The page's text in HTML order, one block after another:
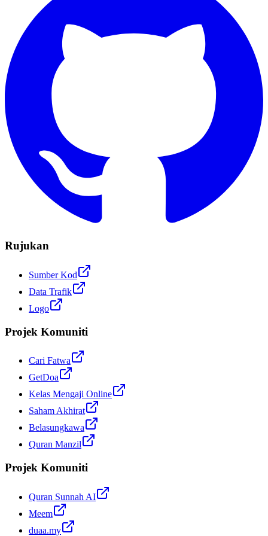
Rujukan
Sumber Kod
Data Trafik
Logo
Projek Komuniti
Cari Fatwa
GetDoa
Kelas Mengaji Online
Saham Akhirat
Belasungkawa
Quran Manzil
Projek Komuniti
Quran Sunnah AI
Meem
duaa.my